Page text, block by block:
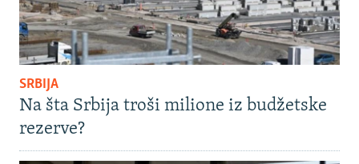
SRBIJA
Na šta Srbija troši milione iz budžetske
rezerve?